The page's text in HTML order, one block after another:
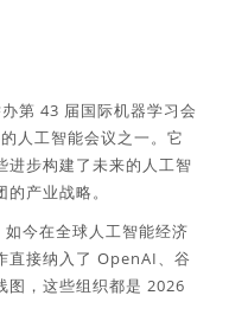
第 43 届国际机器学习会
人工智能会议之一。它
进步构建了未来的人工智
产业战略。
今在全球人工智能经济
直接纳入了 OpenAI、谷
图，这些组织都是 2026